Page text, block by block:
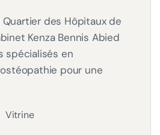
des Hôpitaux de
Kenza Bennis Abied
spécialisés en
pour une
Vitrine